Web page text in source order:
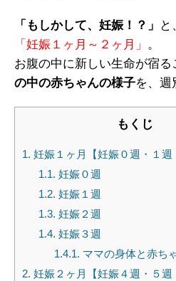
「もしかして、妊娠！？」
と
「妊娠１ヶ月～２ヶ月」 。
お腹の中に新しい生命が宿る
の中の赤ちゃんの様子を、週
もくじ
1. 妊娠１ヶ月【妊娠０週・１週
1.1. 妊娠０週
1.2. 妊娠１週
1.3. 妊娠２週
1.4. 妊娠３週
1.4.1. ママの身体と赤ち
2. 妊娠２ヶ月【妊娠４週・５週